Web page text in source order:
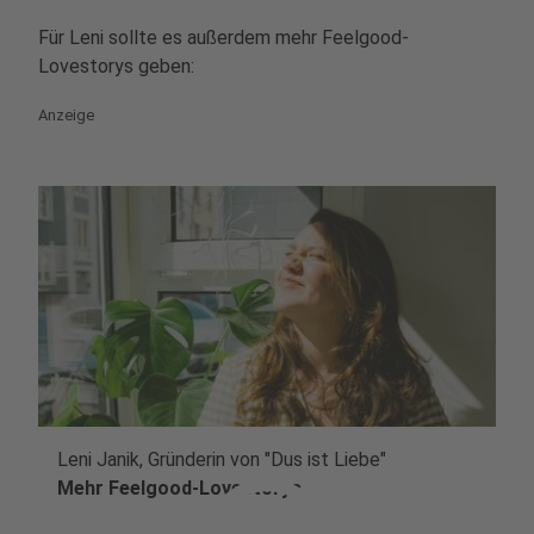
Für Leni sollte es außerdem mehr Feelgood-
Lovestorys geben:
Anzeige
Leni Janik, Gründerin von "Dus ist Liebe"
Mehr Feelgood-Lovestorys